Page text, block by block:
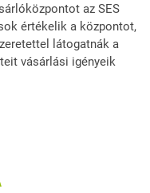
az SES
értékelik a központot,
látogatnák a
vásárlási igényeik